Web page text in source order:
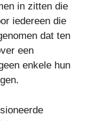
in zitten die
iedereen die
dat ten
een
enkele hun